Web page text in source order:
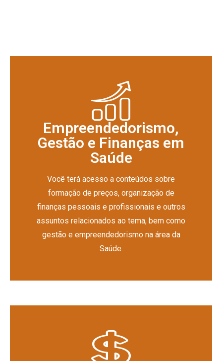
Empreendedorismo,
Gestão e Finanças em
Saúde
Você terá acesso a conteúdos sobre
formação de preços, organização de
finanças pessoais e profissionais e outros
assuntos relacionados ao tema, bem como
gestão e empreendedorismo na área da
Saúde.